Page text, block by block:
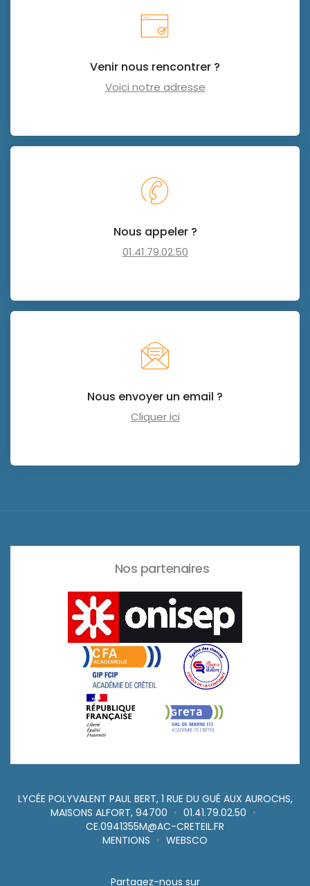
Venir nous rencontrer ?
Voici notre adresse
Nous appeler ?
01.41.79.02.50
Nous envoyer un email ?
Cliquer ici
Nos partenaires
LYCÉE POLYVALENT PAUL BERT, 1 RUE DU GUÉ AUX AUROCHS,
MAISONS ALFORT, 94700 • 01.41.79.02.50 •
CE.0941355M@AC-CRETEIL.FR
MENTIONS • WEBSCO
Partagez-nous sur